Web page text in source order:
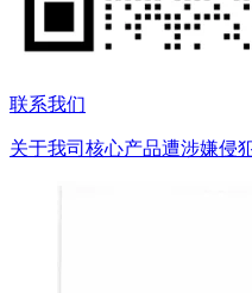
联系我们
关于我司核心产品遭涉嫌侵